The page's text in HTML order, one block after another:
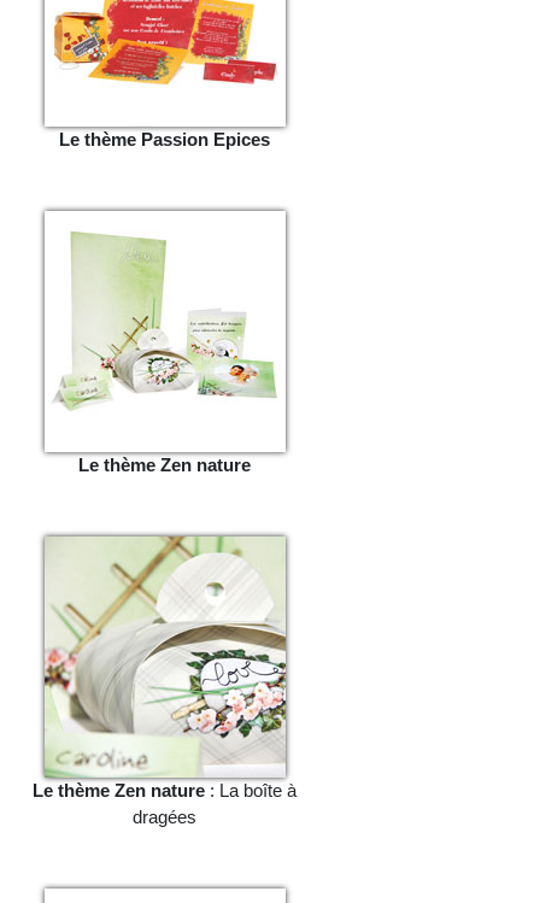
Le thème Passion Epices
Le thème Zen nature
Le thème Zen nature : La boîte à
dragées